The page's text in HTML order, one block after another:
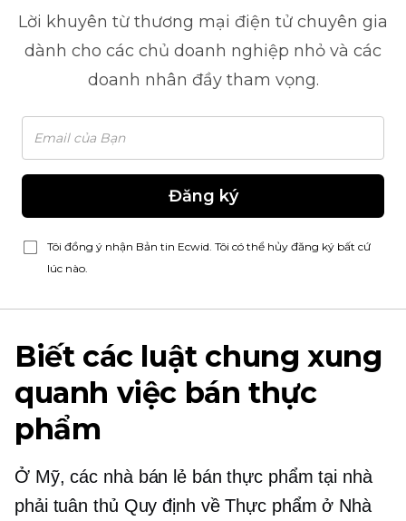
Lời khuyên từ thương mại điện tử chuyên gia
dành cho các chủ doanh nghiệp nhỏ và các
doanh nhân đầy tham vọng.
Đăng ký
Tôi đồng ý nhận Bản tin Ecwid. Tôi có thể hủy đăng ký bất cứ
lúc nào.
Biết các luật chung xung
quanh việc bán thực
phẩm
Ở Mỹ, các nhà bán lẻ bán thực phẩm tại nhà
phải tuân thủ Quy định về Thực phẩm ở Nhà